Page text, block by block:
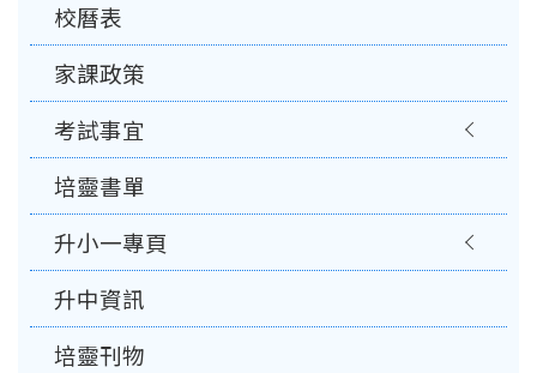
校曆表
家課政策
考試事宜
培靈書單
升小一專頁
升中資訊
培靈刊物